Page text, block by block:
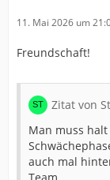
11. Mai 2026 um
Freundschaft!
Zitat von
Man muss
auch mal